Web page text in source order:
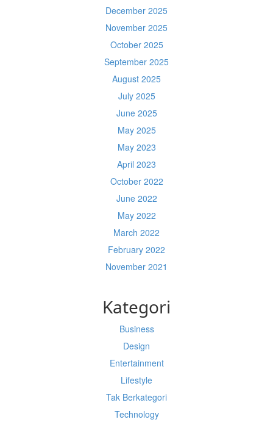
December 2025
November 2025
October 2025
September 2025
August 2025
July 2025
June 2025
May 2025
May 2023
April 2023
October 2022
June 2022
May 2022
March 2022
February 2022
November 2021
Kategori
Business
Design
Entertainment
Lifestyle
Tak Berkategori
Technology